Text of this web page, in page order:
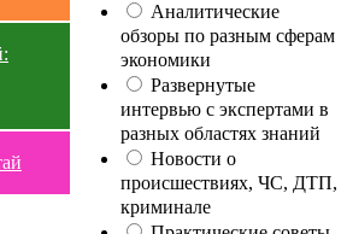
Аналитические
обзоры по разным сферам
экономики
Развернутые
интервью с экспертами в
разных областях знаний
Новости о
происшествиях, ЧС, ДТП,
криминале